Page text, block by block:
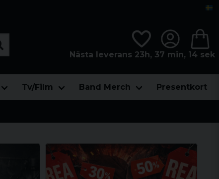
Nästa leverans 23h, 37 min, 13 sek
Tv/Film Band Merch Presentkort